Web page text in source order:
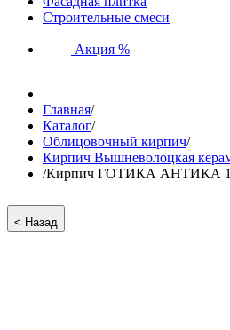
Строительные смеси
Акция %
Главная/
Каталог/
Облицовочный кирпич/
Кирпич Вышневолоцкая
/Кирпич ГОТИКА АНТИКА